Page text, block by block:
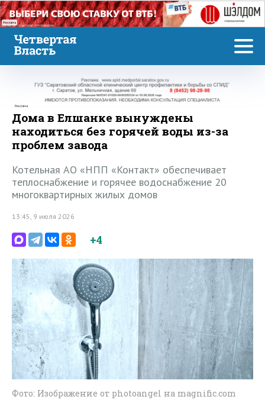
Реклама
Реклама
Дома в Елшанке вынуждены
находиться без горячей воды из-за
проблем завода
Котельная АО «НПП «Контакт» обеспечивает
теплоснабжение и горячее водоснабжение 20
многоквартирных жилых домов
13:45, 9 июля 2026
+4
Фото: Изображение от photoangel на magnific.com